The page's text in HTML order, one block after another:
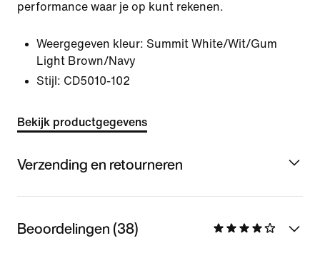
performance waar je op kunt rekenen.
Weergegeven kleur: Summit White/Wit/Gum
Light Brown/Navy
Stijl: CD5010-102
Bekijk productgegevens
Verzending en retourneren
Beoordelingen (38)